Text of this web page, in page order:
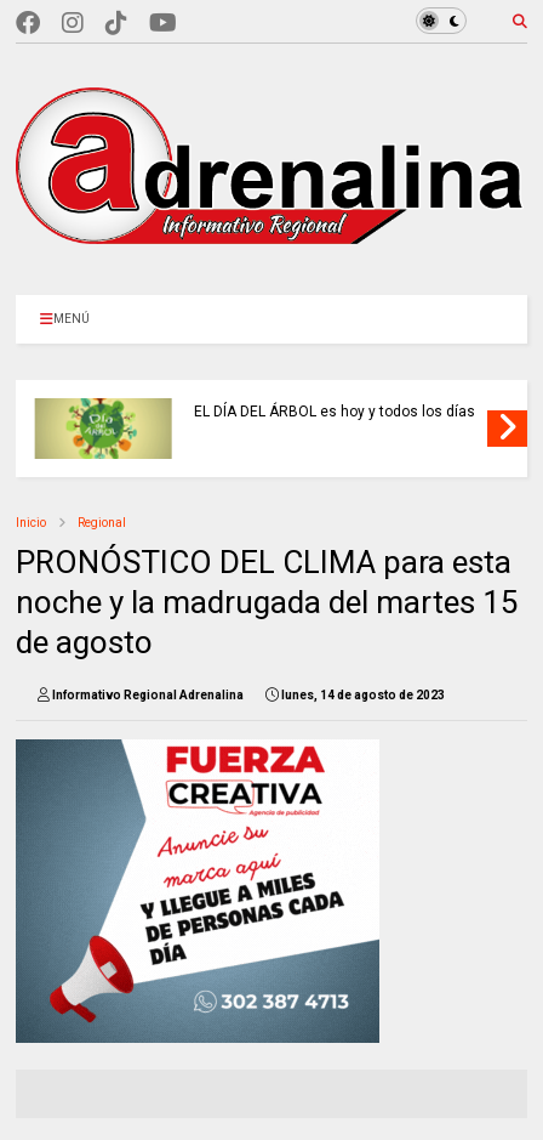
MENÚ
EL DÍA DEL ÁRBOL es hoy y todos los días
Inicio Regional
PRONÓSTICO DEL CLIMA para esta
noche y la madrugada del martes 15
de agosto
Informativo Regional Adrenalina lunes, 14 de agosto de 2023